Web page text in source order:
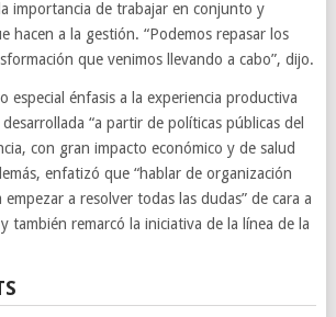
importancia de trabajar en conjunto y
hacen a la gestión. “Podemos repasar los
que venimos llevando a cabo”, dijo.
especial énfasis a la experiencia productiva
“a partir de políticas públicas del
con gran impacto económico y de salud
enfatizó que “hablar de organización
a resolver todas las dudas” de cara a
también remarcó la iniciativa de la línea de la